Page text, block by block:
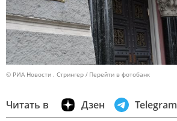
© РИА Новости . Стрингер Перейти в фотобанк
Читать в Дзен Telegram